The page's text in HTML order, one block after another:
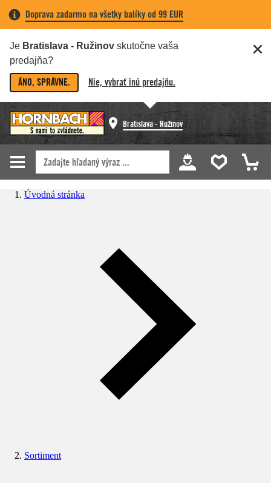
Doprava zadarmo na všetky balíky od 99 EUR
Je Bratislava - Ružinov skutočne vaša
predajňa?
ÁNO, SPRÁVNE. Nie, vybrať inú predajňu.
Bratislava - Ružinov
Úvodná stránka
Sortiment